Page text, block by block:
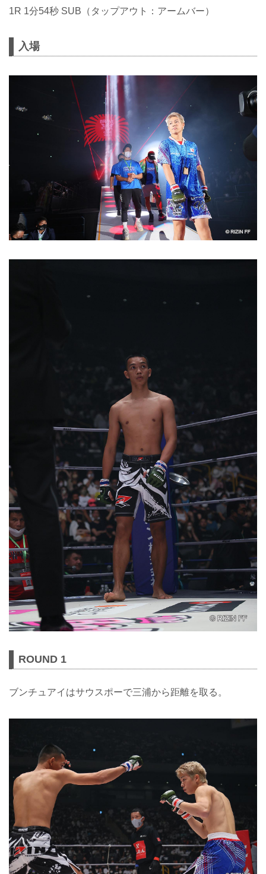
1R 1分54秒 SUB（タップアウト：アームバー）
入場
ROUND 1
ブンチュアイはサウスポーで三浦から距離を取る。